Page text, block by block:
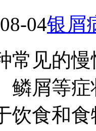
04银屑
常见的
鳞屑等
饮食和